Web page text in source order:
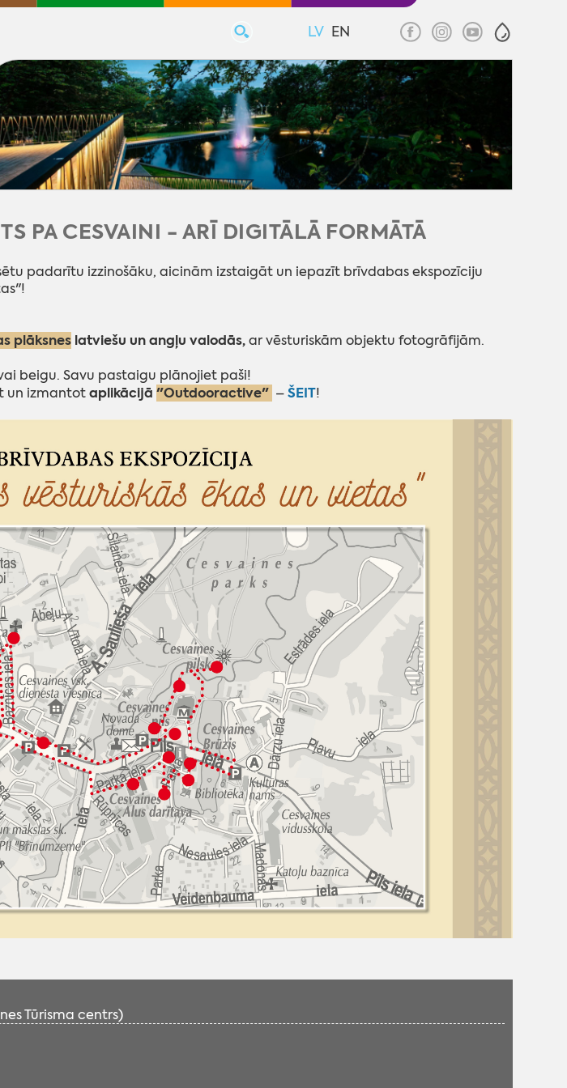
LV EN
PA CESVAINI - ARĪ DIGITĀLĀ FORMĀTĀ
padarītu izzinošāku, aicinām izstaigāt un iepazīt brīvdabas ekspozīciju
plāksnes latviešu un angļu valodās,ar vēsturiskām objektu fotogrāfijām.
beigu. Savu pastaigu plānojiet paši!
un izmantotaplikācijā "Outdooractive" –ŠEIT!
Tūrisma centrs)